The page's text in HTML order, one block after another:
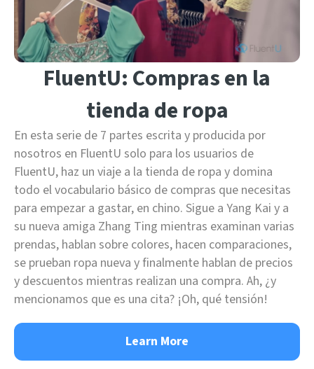
FluentU: Compras en la
tienda de ropa
En esta serie de 7 partes escrita y producida por
nosotros en FluentU solo para los usuarios de
FluentU, haz un viaje a la tienda de ropa y domina
todo el vocabulario básico de compras que necesitas
para empezar a gastar, en chino. Sigue a Yang Kai y a
su nueva amiga Zhang Ting mientras examinan varias
prendas, hablan sobre colores, hacen comparaciones,
se prueban ropa nueva y finalmente hablan de precios
y descuentos mientras realizan una compra. Ah, ¿y
mencionamos que es una cita? ¡Oh, qué tensión!
Learn More